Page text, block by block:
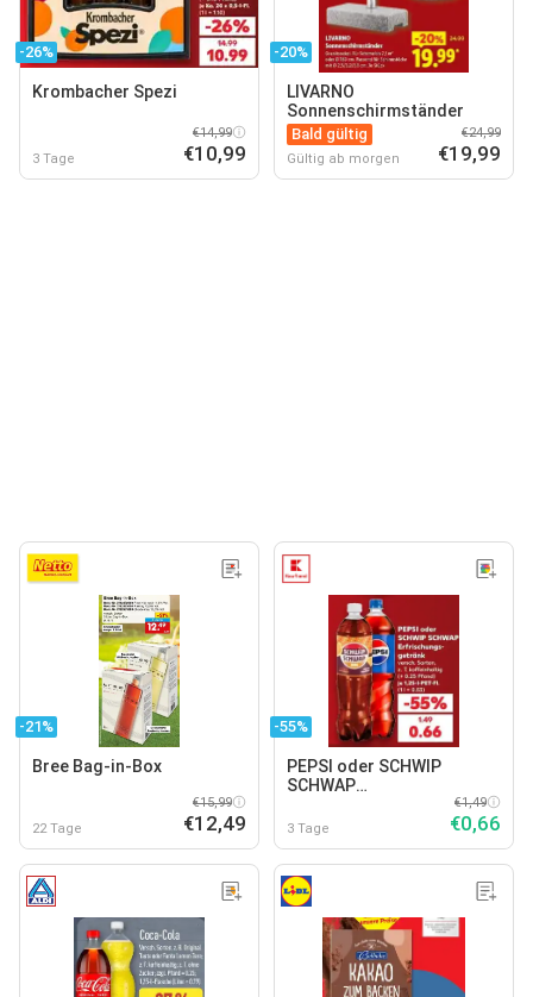
-26%
Krombacher Spezi
3 Tage
€14,99
€10,99
-20%
LIVARNO
Sonnenschirmständer
Bald gültig
Gültig ab morgen
€24,99
€19,99
-21%
Bree Bag-in-Box
22 Tage
€15,99
€12,49
-55%
PEPSI oder SCHWIP
SCHWAP
3 Tage
€1,49
€0,66